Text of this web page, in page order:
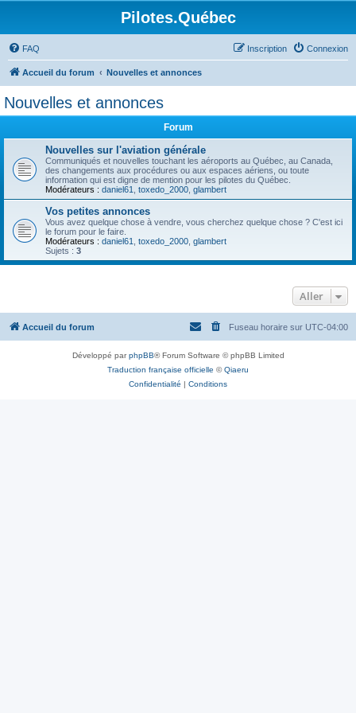
Pilotes.Québec
FAQ Connexion
Inscription
Accueil du forum Nouvelles et annonces
Nouvelles et annonces
Forum
Nouvelles sur l'aviation générale
Communiqués et nouvelles touchant les aéroports au Québec, au Canada,
des changements aux procédures ou aux espaces aériens, ou toute
information qui est digne de mention pour les pilotes du Québec.
Modérateurs : daniel61 toxedo_2000 glambert
Vos petites annonces
Vous avez quelque chose à vendre, vous cherchez quelque chose ? C'est ici
le forum pour le faire.
Modérateurs : daniel61 toxedo_2000 glambert
Sujets : 3
Aller
Accueil du forum Fuseau horaire sur UTC-04:00
Développé parphpBB® Forum Software © phpBB Limited
Traduction française officielle ©Qiaeru
Confidentialité | Conditions